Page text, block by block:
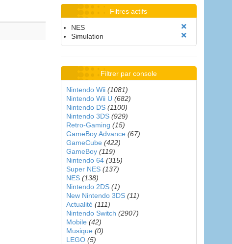
Filtres actifs
NES
Simulation
Filtrer par console
Nintendo Wii (1081)
Nintendo Wii U (682)
Nintendo DS (1100)
Nintendo 3DS (929)
Retro-Gaming (15)
GameBoy Advance (67)
GameCube (422)
GameBoy (119)
Nintendo 64 (315)
Super NES (137)
NES (138)
Nintendo 2DS (1)
New Nintendo 3DS (11)
Actualité (111)
Nintendo Switch (2907)
Mobile (42)
Musique (0)
LEGO (5)